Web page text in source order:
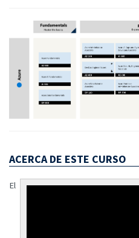
ACERCA DE ESTE CURSO
El